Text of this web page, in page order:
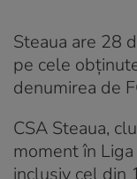
Steaua are 28
pe cele
denumirea de
CSA Steaua,
moment în
inclusiv cel din